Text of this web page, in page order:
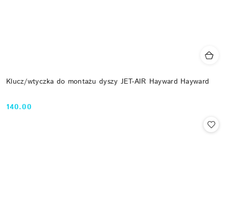
Klucz/wtyczka do montażu dyszy JET-AIR Hayward Hayward
Cena:
140.00